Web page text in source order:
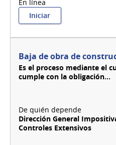
Iniciar:
Baja
RUNAEV
Baja de obra de
Es el proceso mediante el
cumple con la obligación...
Dirección General
Controles Extensivos